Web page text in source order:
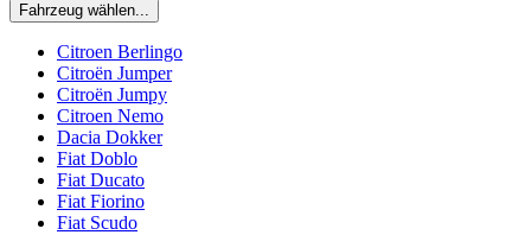
Fahrzeug wählen...
Citroen Berlingo
Citroën Jumper
Citroën Jumpy
Citroen Nemo
Dacia Dokker
Fiat Doblo
Fiat Ducato
Fiat Fiorino
Fiat Scudo